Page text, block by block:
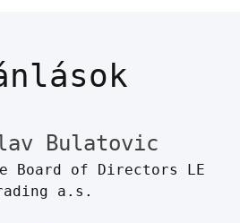
Bulatovic
Board of Directors LE
a.s.